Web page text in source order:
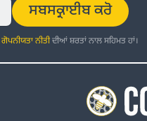
ਸਬਸਕ੍ਰਾਈਬ ਕਰੋ
ਗੋਪਨੀਯਤਾ ਨੀਤੀਦੀਆਂ ਸ਼ਰਤਾਂ ਨਾਲ ਸਹਿਮਤ ਹਾਂ।